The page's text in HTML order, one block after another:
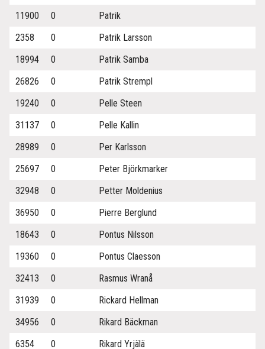
11900
0
Patrik
2358
0
Patrik Larsson
18994
0
Patrik Samba
26826
0
Patrik Strempl
19240
0
Pelle Steen
31137
0
Pelle Kallin
28989
0
Per Karlsson
25697
0
Peter Björkmarker
32948
0
Petter Moldenius
36950
0
Pierre Berglund
18643
0
Pontus Nilsson
19360
0
Pontus Claesson
32413
0
Rasmus Wranå
31939
0
Rickard Hellman
34956
0
Rikard Bäckman
6354
0
Rikard Yrjälä